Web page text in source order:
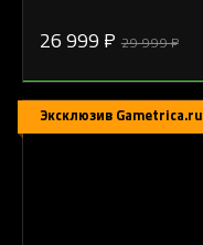
26 999 ₽ 29 999 ₽
Эксклюзив Gametrica.ru